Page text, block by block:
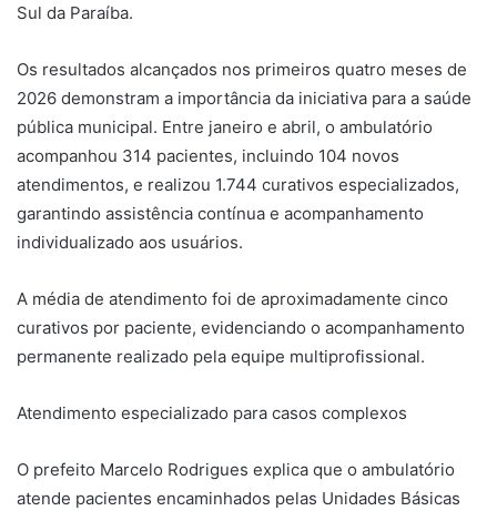
Sul da Paraíba.
Os resultados alcançados nos primeiros quatro meses de
2026 demonstram a importância da iniciativa para a saúde
pública municipal. Entre janeiro e abril, o ambulatório
acompanhou 314 pacientes, incluindo 104 novos
atendimentos, e realizou 1.744 curativos especializados,
garantindo assistência contínua e acompanhamento
individualizado aos usuários.
A média de atendimento foi de aproximadamente cinco
curativos por paciente, evidenciando o acompanhamento
permanente realizado pela equipe multiprofissional.
Atendimento especializado para casos complexos
O prefeito Marcelo Rodrigues explica que o ambulatório
atende pacientes encaminhados pelas Unidades Básicas